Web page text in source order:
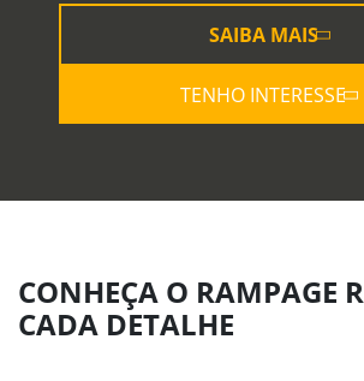
SAIBA MAIS
TENHO INTERESSE
CONHEÇA O RAMPAGE
CADA DETALHE